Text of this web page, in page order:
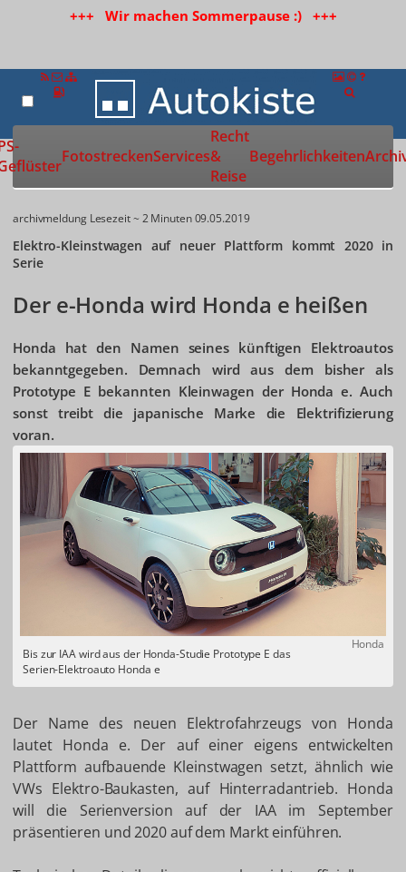
+++ Wir machen Sommerpause :) +++
Zur Startseite
FotostreckenServices
Recht
&
Reise
Begehrlichkeiten
archivmeldung Lesezeit ~ 2 Minuten09.05.2019
Elektro-Kleinstwagen auf neuer Plattform kommt 2020 in
Serie
Der e-Honda wird Honda e heißen
Honda hat den Namen seines künftigen Elektroautos
bekanntgegeben. Demnach wird aus dem bisher als
Prototype E bekannten Kleinwagen der Honda e. Auch
sonst treibt die japanische Marke die Elektrifizierung
voran.
Honda
Bis zur IAA wird aus der Honda-Studie Prototype E das
Serien-Elektroauto Honda e
Der Name des neuen Elektrofahrzeugs von Honda
lautet Honda e. Der auf einer eigens entwickelten
Plattform aufbauende Kleinstwagen setzt, ähnlich wie
VWs Elektro-Baukasten, auf Hinterradantrieb. Honda
will die Serienversion auf der IAA im September
präsentieren und 2020 auf dem Markt einführen.